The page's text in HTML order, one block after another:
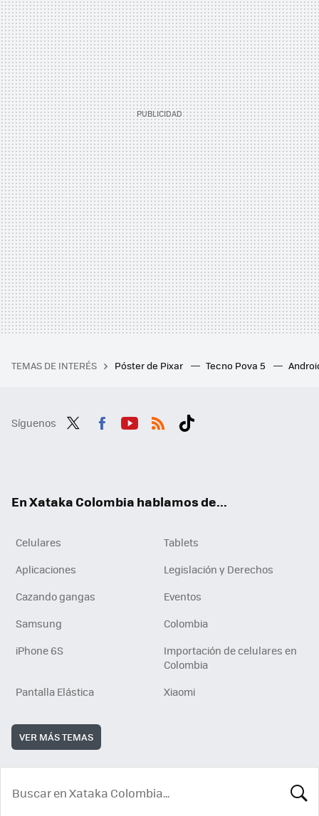
TEMAS DE INTERÉS Póster de Pixar Tecno Pova 5
Síguenos
En Xataka Colombia hablamos de...
Celulares
Tablets
Aplicaciones
Legislación y Derechos
Cazando gangas
Eventos
Samsung
Colombia
iPhone 6S
Importación de celulares en
Colombia
Pantalla Elástica
Xiaomi
VER MÁS TEMAS